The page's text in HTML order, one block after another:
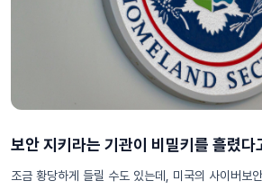
보안 지키라는 기관이 비밀키를 흘렸다
조금 황당하게 들릴 수도 있는데, 미국의 사이버보